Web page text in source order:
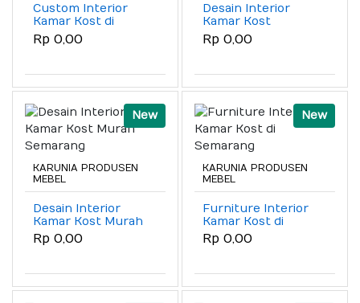
Custom Interior
Kamar Kost di
Semarang
Rp 0,00
Desain Interior
Kamar Kost
Minimalis di
Semarang
Rp 0,00
New
KARUNIA PRODUSEN
MEBEL
Desain Interior
Kamar Kost Murah
Semarang
Rp 0,00
New
KARUNIA PRODUSEN
MEBEL
Furniture Interior
Kamar Kost di
Semarang
Rp 0,00